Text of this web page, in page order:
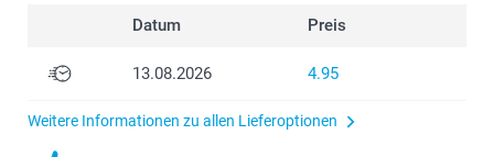
Datum Preis
13.08.2026 4.95
Weitere Informationen zu allen Lieferoptionen